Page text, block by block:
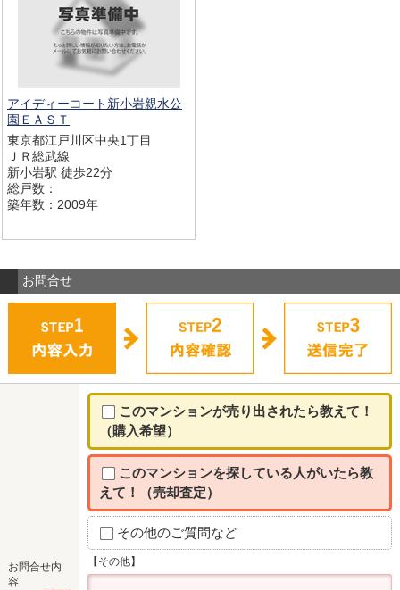
アイディーコート新小岩親水公
園ＥＡＳＴ
東京都江戸川区中央1丁目
ＪＲ総武線
新小岩駅 徒歩22分
総戸数：
築年数：2009年
お問合せ
お問合せ内
容
このマンションが売り出されたら教えて！
（購入希望）
このマンションを探している人がいたら教
えて！（売却査定）
その他のご質問など
【その他】